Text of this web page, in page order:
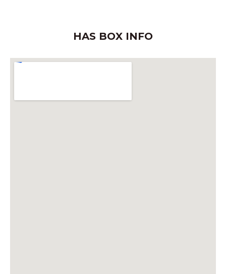
HAS BOX INFO